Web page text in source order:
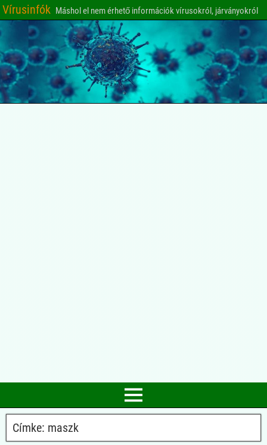
Vírusinfók Máshol el nem érhető információk vírusokról, járványokról
Címke: maszk